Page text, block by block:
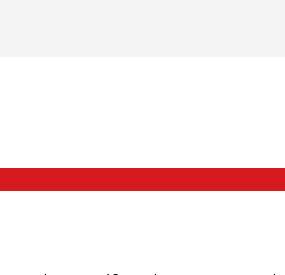
9200 - Fax (11) 2108 9310